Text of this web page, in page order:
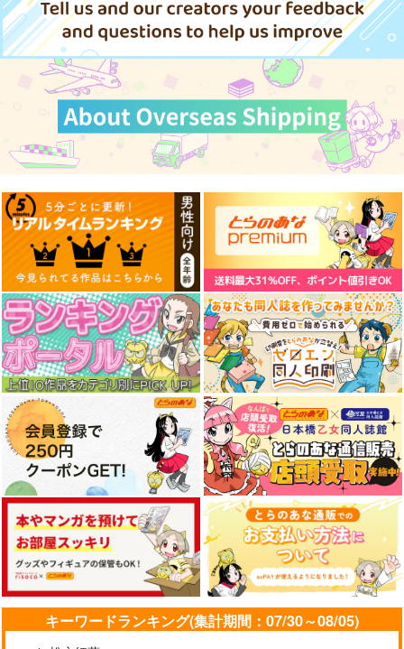
氏家むつみ
イヴ・サンタクロース
井村雪菜
サンプル
カート
THE IDOLM@STER CINDERELLA GIRLS
佐藤心
安部菜々
サンプル
キーワードランキング(集計期間：07/30～08/05)